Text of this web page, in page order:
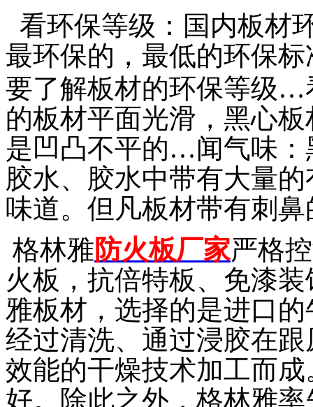
看环保等级：国内板材
最环保的，最低的环保标
要了解板材的环保等级…
的板材平面光滑，黑心
是凹凸不平的…闻气味：
胶水、胶水中带有大量
味道。但凡板材带有刺
格林雅防火板厂家严格
火板，抗倍特板、免漆
雅板材，选择的是进口
经过清洗、通过浸胶在
效能的干燥技术加工而
好。除此之外，格林雅